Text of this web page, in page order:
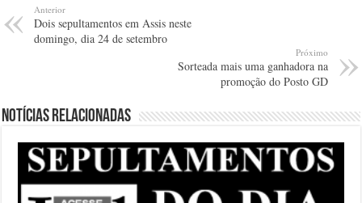
Anterior
Dois sepultamentos em Assis neste
domingo, dia 24 de setembro
Próximo
Sorteada mais uma ganhadora na
promoção do Posto GD
Notícias relacionadas